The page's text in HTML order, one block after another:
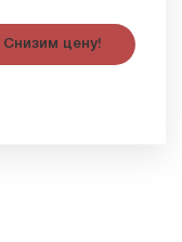
Снизим цену!